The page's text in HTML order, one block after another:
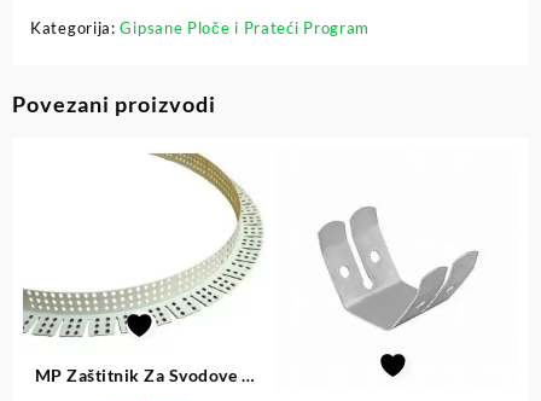
Kategorija:Gipsane Ploče i Prateći Program
Povezani proizvodi
MP Zaštitnik Za Svodove –